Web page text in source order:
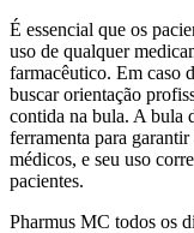
É essencial que os
uso de qualquer
farmacêutico. Em caso
buscar orientação
contida na bula. A bula
ferramenta para
médicos, e seu uso
pacientes.
Pharmus MC todos os